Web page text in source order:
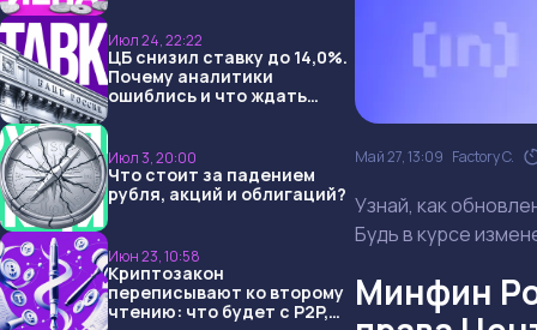
Июл 24, 22:22
ЦБ снизил ставку до 14,0%.
Почему аналитики
ошиблись и что ждать
Июл 3, 20:00
Что стоит за падением
рубля, акций и облигаций?
Июн 23, 10:58
Криптозакон
переписывают ко второму
чтению: что будет с P2P,
Май 27, 13:09 Factory C.
Узнай, как
Будь в курсе
Минфин